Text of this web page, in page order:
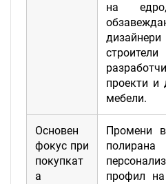
на
проекти и
мебели.
Основен
фокус при
покупкат
а
Промени
профил